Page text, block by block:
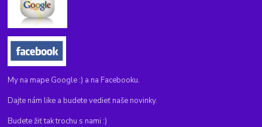
My na mape Google :) a na Facebooku.
Dajte nám like a budete vedieť naše novinky.
Budete žiť tak trochu s nami :)